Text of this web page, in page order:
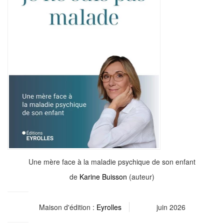
Une mère face à la maladie psychique de son enfant
de Karine Buisson (auteur)
Maison d'édition : Eyrolles juin 2026